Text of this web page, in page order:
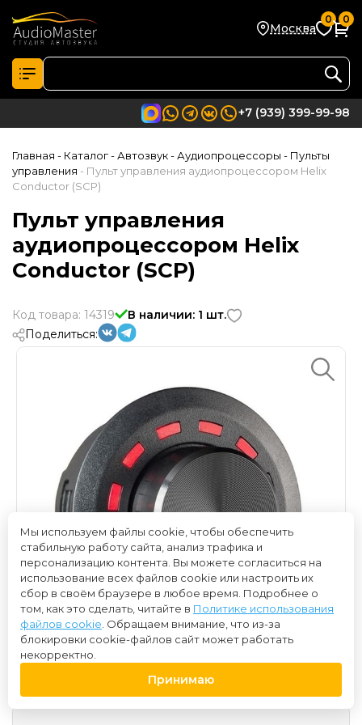
Москва
0 0
+7 (939) 399-99-98
Главная - Каталог- Автозвук- Аудиопроцессоры - Пульты
управления - Пульт управления аудиопроцессором Helix
Conductor (SCP)
Пульт управления
аудиопроцессором Helix
Conductor (SCP)
Код товара: 14319
В наличии: 1 шт.
Поделиться:
Мы используем файлы cookie, чтобы обеспечить
стабильную работу сайта, анализ трафика и
персонализацию контента. Вы можете согласиться на
использование всех файлов cookie или настроить их
сбор в своём браузере в любое время. Подробнее о
том, как это сделать, читайте в Политике использования
файлов cookie . Обращаем внимание, что из-за
блокировки cookie-файлов сайт может работать
некорректно.
Принимаю